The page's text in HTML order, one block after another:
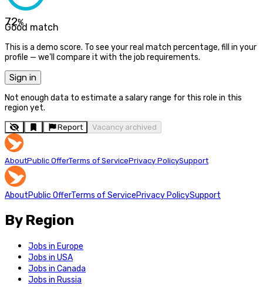
72%
Good match
This is a demo score. To see your real match percentage, fill in your
profile — we'll compare it with the job requirements.
Sign in
Not enough data to estimate a salary range for this role in this
region yet.
Report Vacancy archived
AboutPublic OfferTerms of ServicePrivacy PolicySupport
AboutPublic OfferTerms of ServicePrivacy PolicySupport
By Region
Jobs in Europe
Jobs in USA
Jobs in Canada
Jobs in Russia